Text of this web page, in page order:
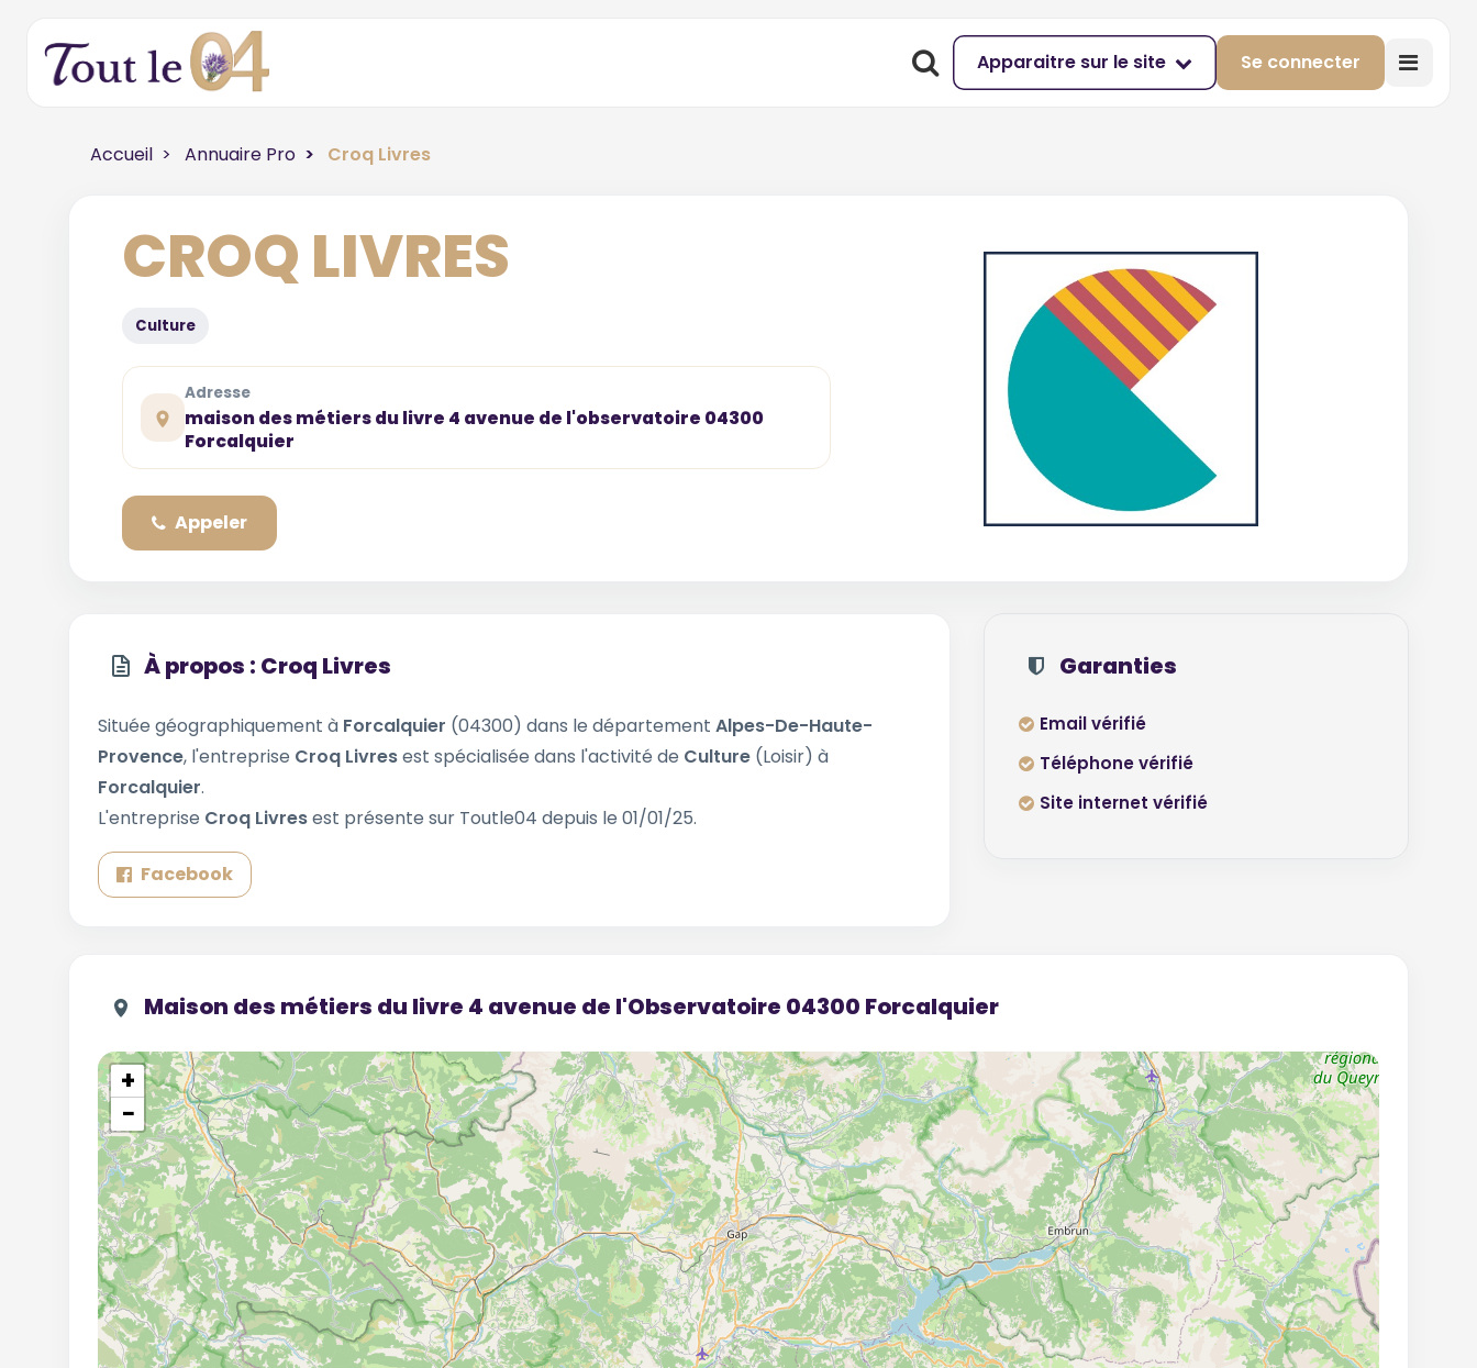
Apparaitre sur le site Se connecter
Accueil Annuaire Pro Croq Livres
CROQ LIVRES
Culture
Adresse
maison des métiers du livre 4 avenue de l'observatoire 04300
Forcalquier
Appeler
À propos : Croq Livres
Située géographiquement à Forcalquier (04300) dans le département Alpes-De-Haute-
Provence, l'entreprise Croq Livresest spécialisée dans l'activité de Culture (Loisir) à
Forcalquier.
L'entreprise Croq Livresest présente sur Toutle04 depuis le 01/01/25.
Facebook
Garanties
Email vérifié
Téléphone vérifié
Site internet vérifié
Maison des métiers du livre 4 avenue de l'Observatoire 04300 Forcalquier
+
−